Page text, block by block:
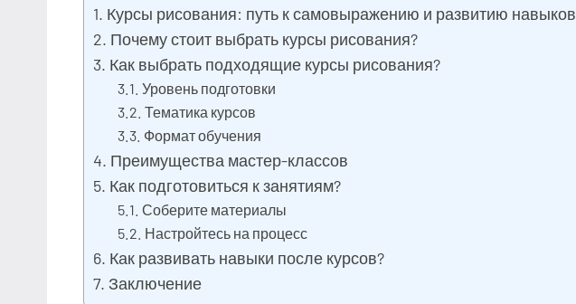
Курсы рисования: путь к самовыражению и развитию навыков
Почему стоит выбрать курсы рисования?
Как выбрать подходящие курсы рисования?
Уровень подготовки
Тематика курсов
Формат обучения
Преимущества мастер-классов
Как подготовиться к занятиям?
Соберите материалы
Настройтесь на процесс
Как развивать навыки после курсов?
Заключение